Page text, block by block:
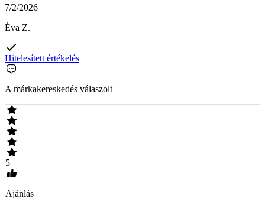
7/2/2026
Éva Z.
Hitelesített értékelés
A márkakereskedés válaszolt
5
Ajánlás